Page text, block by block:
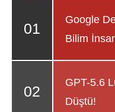
Google
Bilim
GPT-5.6
Düştü!